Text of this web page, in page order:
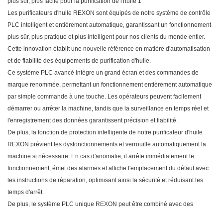
Les purificateurs d'huile REXON sont équipés de notre système de contrôle
PLC intelligent et entièrement automatique, garantissant un fonctionnement
plus sûr, plus pratique et plus intelligent pour nos clients du monde entier.
Cette innovation établit une nouvelle référence en matière d'automatisation
et de fiabilité des équipements de purification d'huile.
Ce système PLC avancé intègre un grand écran et des commandes de
marque renommée, permettant un fonctionnement entièrement automatique
par simple commande à une touche. Les opérateurs peuvent facilement
démarrer ou arrêter la machine, tandis que la surveillance en temps réel et
l'enregistrement des données garantissent précision et fiabilité.
De plus, la fonction de protection intelligente de notre purificateur d'huile
REXON prévient les dysfonctionnements et verrouille automatiquement la
machine si nécessaire. En cas d'anomalie, il arrête immédiatement le
fonctionnement, émet des alarmes et affiche l'emplacement du défaut avec
les instructions de réparation, optimisant ainsi la sécurité et réduisant les
temps d'arrêt.
De plus, le système PLC unique REXON peut être combiné avec des